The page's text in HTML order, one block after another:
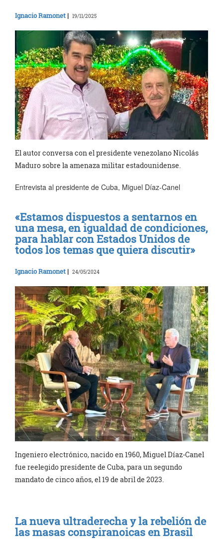
Ignacio Ramonet | 19/11/2025
El autor conversa con el presidente venezolano Nicolás
Maduro sobre la amenaza militar estadounidense.
Entrevista al presidente de Cuba, Miguel Díaz-Canel
«Estamos dispuestos a sentarnos en
una mesa, en igualdad de condiciones,
para hablar con Estados Unidos de
todos los temas que quiera discutir»
Ignacio Ramonet | 24/05/2024
Ingeniero electrónico, nacido en 1960, Miguel Díaz-Canel
fue reelegido presidente de Cuba, para un segundo
mandato de cinco años, el 19 de abril de 2023.
La nueva ultraderecha y la rebelión de
las masas conspiranoicas en Brasil